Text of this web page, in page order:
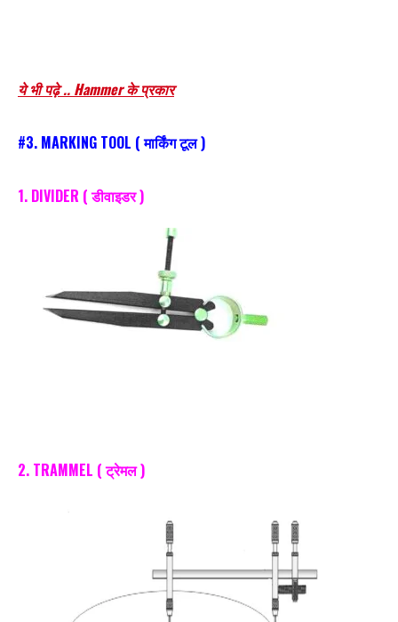
ये भी पढ़े .. Hammer के प्रकार
#3. MARKING TOOL ( मार्किंग टूल )
1. DIVIDER ( डीवाइडर )
2. TRAMMEL ( ट्रेमल )